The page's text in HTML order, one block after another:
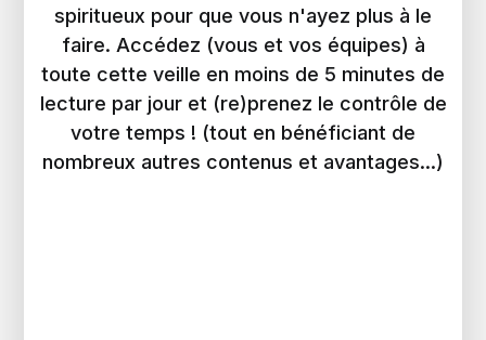
spiritueux pour que vous n'ayez plus à le
faire. Accédez (vous et vos équipes) à
toute cette veille en moins de 5 minutes de
lecture par jour et (re)prenez le contrôle de
votre temps ! (tout en bénéficiant de
nombreux autres contenus et avantages...)